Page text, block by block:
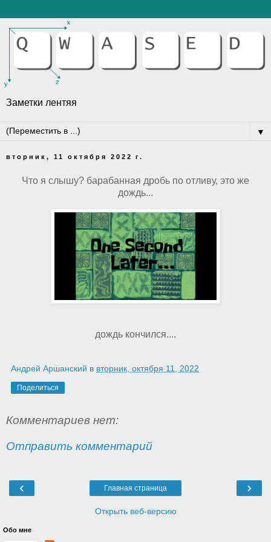
Заметки лентяя
▼
вторник, 11 октября 2022 г.
Что я слышу? барабанная дробь по отливу, это же
дождь...
дождь кончился....
Андрей Аршанский в вторник, октября 11, 2022
Поделиться
Комментариев нет:
Отправить комментарий
‹ ›
Главная страница
Открыть веб-версию
Обо мне